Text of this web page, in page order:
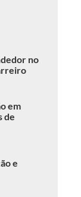
no
em
de
e